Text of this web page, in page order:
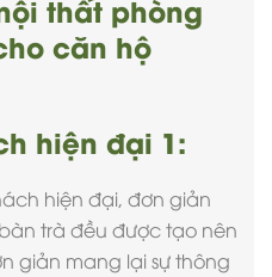
thất phòng
căn hộ
hiện đại 1:
hiện đại, đơn giản
trà đều được tạo nên
giản mang lại sự thông